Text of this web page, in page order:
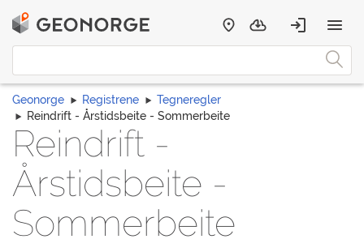
Geonorge Registrene
Tegneregler
Reindrift - Årstidsbeite - Sommerbeite
Reindrift -
Årstidsbeite -
Sommerbeite